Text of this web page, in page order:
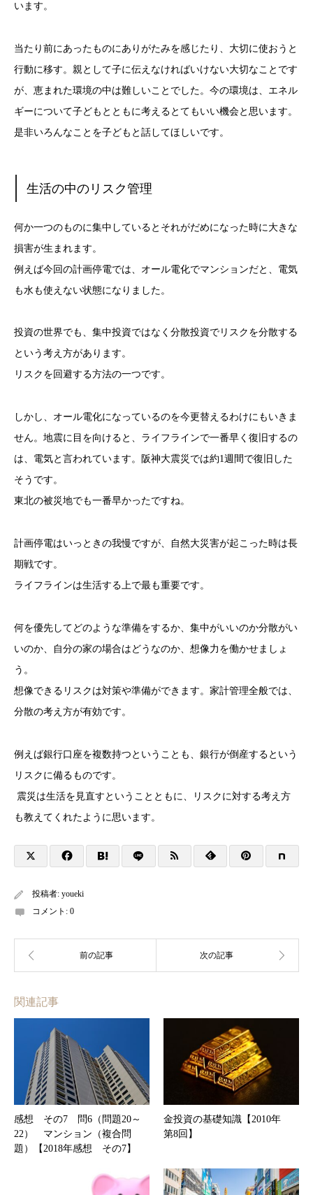
います。
当たり前にあったものにありがたみを感じたり、大切に使おうと
行動に移す。親として子に伝えなければいけない大切なことです
が、恵まれた環境の中は難しいことでした。今の環境は、エネル
ギーについて子どもとともに考えるとてもいい機会と思います。
是非いろんなことを子どもと話してほしいです。
生活の中のリスク管理
何か一つのものに集中しているとそれがだめになった時に大きな
損害が生まれます。
例えば今回の計画停電では、オール電化でマンションだと、電気
も水も使えない状態になりました。
投資の世界でも、集中投資ではなく分散投資でリスクを分散する
という考え方があります。
リスクを回避する方法の一つです。
しかし、オール電化になっているのを今更替えるわけにもいきま
せん。地震に目を向けると、ライフラインで一番早く復旧するの
は、電気と言われています。阪神大震災では約1週間で復旧した
そうです。
東北の被災地でも一番早かったですね。
計画停電はいっときの我慢ですが、自然大災害が起こった時は長
期戦です。
ライフラインは生活する上で最も重要です。
何を優先してどのような準備をするか、集中がいいのか分散がい
いのか、自分の家の場合はどうなのか、想像力を働かせましょ
う。
想像できるリスクは対策や準備ができます。 家計管理全般では、
分散の考え方が有効です。
例えば銀行口座を複数持つということも、銀行が倒産するという
リスクに備るものです。
震災は生活を見直すということともに、リスクに対する考え方
も教えてくれたように思います。
投稿者: youeki
コメント: 0
関連記事
感想 その7 問6（問題20～
22） マンション（複合問
題）【2018年感想 その7】
金投資の基礎知識【2010年
第8回】